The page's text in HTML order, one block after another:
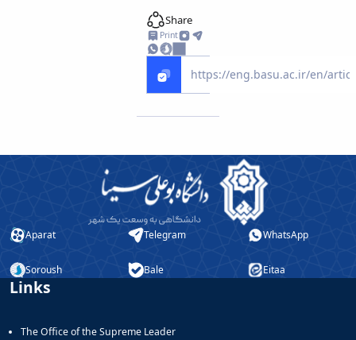
Share
Print
Aparat Telegram WhatsApp
Soroush Bale Eitaa
Links
The Office of the Supreme Leader